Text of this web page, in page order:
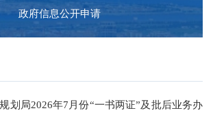
政府信息公开申请
划局2026年7月份“一书两证”及批后业务办